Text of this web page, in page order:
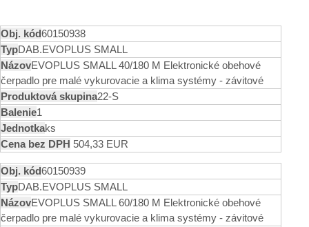
60150938
DAB.EVOPLUS SMALL
EVOPLUS SMALL 40/180 M Elektronické obehové
čerpadlo pre malé vykurovacie a klima systémy - závitové
22-S
1
ks
504,33 EUR
60150939
DAB.EVOPLUS SMALL
EVOPLUS SMALL 60/180 M Elektronické obehové
čerpadlo pre malé vykurovacie a klima systémy - závitové